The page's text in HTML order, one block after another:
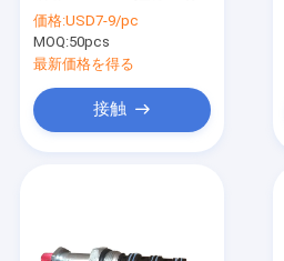
な安全弁
価格:USD7-9/pc
MOQ:50pcs
最新価格を得る
接触